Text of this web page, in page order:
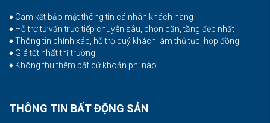
♦ Cam kết bảo mật thông tin cá nhân khách hàng
♦ Hỗ trợ tư vấn trực tiếp chuyên sâu, chọn căn, tầng đẹp nhất
♦ Thông tin chính xác, hỗ trợ quý khách làm thủ tục, hợp đồng
♦ Giá tốt nhất thị trường
♦ Không thu thêm bất cứ khoản phí nào
THÔNG TIN BẤT ĐỘNG SẢN